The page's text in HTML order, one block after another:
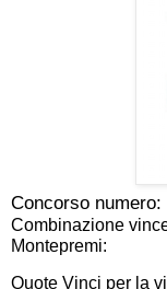
Concorso numero:
Combinazione
Montepremi:
Quote Vinci per la